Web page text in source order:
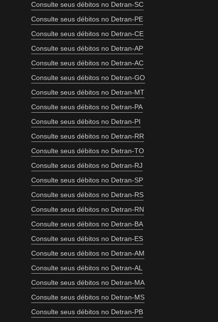
Consulte seus débitos no Detran-SC
Consulte seus débitos no Detran-PE
Consulte seus débitos no Detran-CE
Consulte seus débitos no Detran-AP
Consulte seus débitos no Detran-AC
Consulte seus débitos no Detran-GO
Consulte seus débitos no Detran-MT
Consulte seus débitos no Detran-PA
Consulte seus débitos no Detran-PI
Consulte seus débitos no Detran-RR
Consulte seus débitos no Detran-TO
Consulte seus débitos no Detran-RJ
Consulte seus débitos no Detran-SP
Consulte seus débitos no Detran-RS
Consulte seus débitos no Detran-RN
Consulte seus débitos no Detran-BA
Consulte seus débitos no Detran-ES
Consulte seus débitos no Detran-AM
Consulte seus débitos no Detran-AL
Consulte seus débitos no Detran-MA
Consulte seus débitos no Detran-MS
Consulte seus débitos no Detran-PB